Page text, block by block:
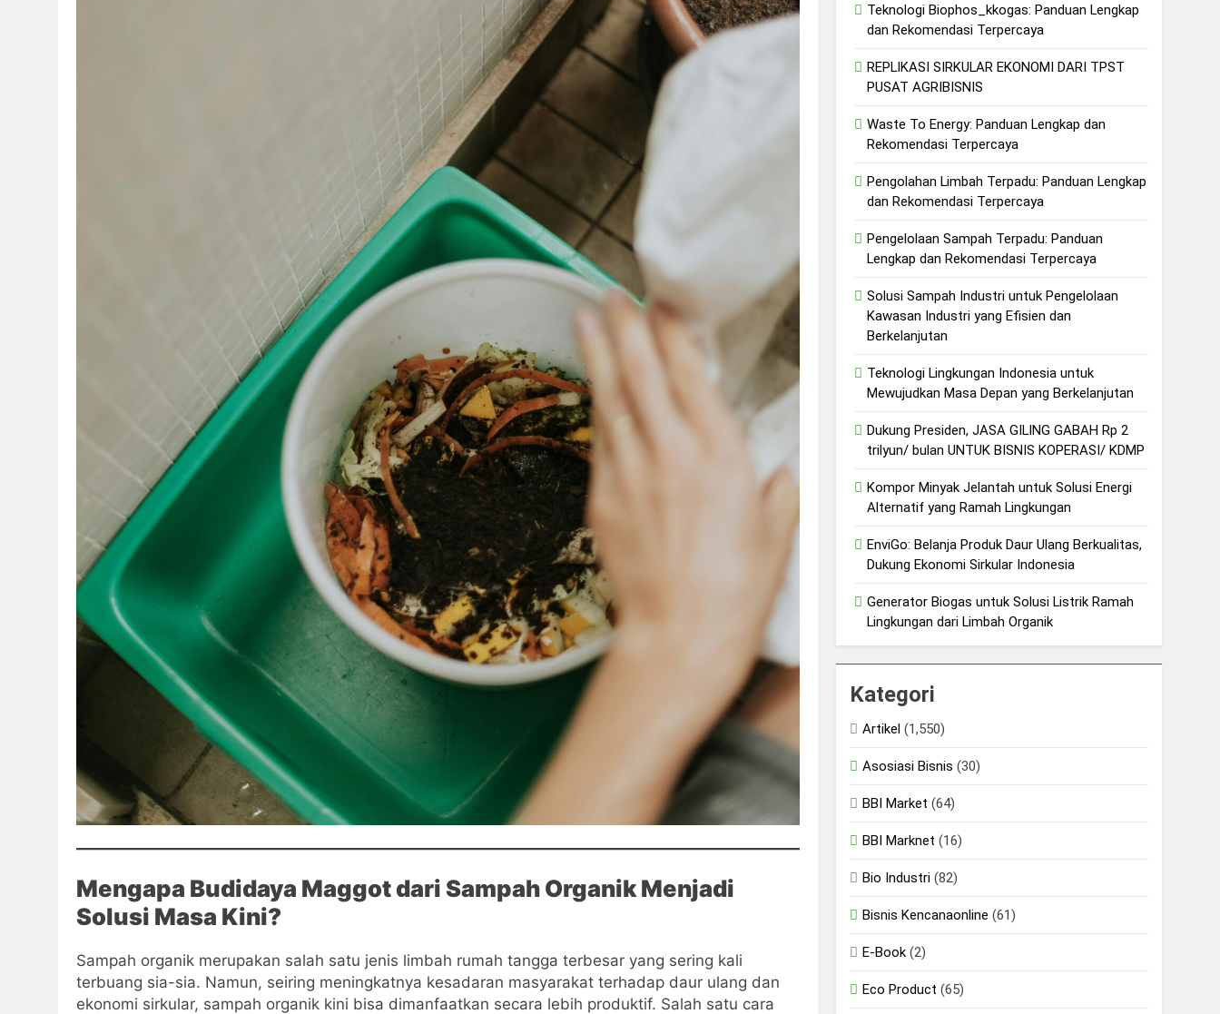
Mengapa Budidaya Maggot dari Sampah Organik Menjadi
Solusi Masa Kini?
Sampah organik merupakan salah satu jenis limbah rumah tangga terbesar yang sering kali
terbuang sia-sia. Namun, seiring meningkatnya kesadaran masyarakat terhadap daur ulang dan
ekonomi sirkular, sampah organik kini bisa dimanfaatkan secara lebih produktif. Salah satu cara
Teknologi Biophos_kkogas: Panduan Lengkap
dan Rekomendasi Terpercaya
REPLIKASI SIRKULAR EKONOMI DARI TPST
PUSAT AGRIBISNIS
Waste To Energy: Panduan Lengkap dan
Rekomendasi Terpercaya
Pengolahan Limbah Terpadu: Panduan Lengkap
dan Rekomendasi Terpercaya
Pengelolaan Sampah Terpadu: Panduan
Lengkap dan Rekomendasi Terpercaya
Solusi Sampah Industri untuk Pengelolaan
Kawasan Industri yang Efisien dan
Berkelanjutan
Teknologi Lingkungan Indonesia untuk
Mewujudkan Masa Depan yang Berkelanjutan
Dukung Presiden, JASA GILING GABAH Rp 2
trilyun/ bulan UNTUK BISNIS KOPERASI/ KDMP
Kompor Minyak Jelantah untuk Solusi Energi
Alternatif yang Ramah Lingkungan
EnviGo: Belanja Produk Daur Ulang Berkualitas,
Dukung Ekonomi Sirkular Indonesia
Generator Biogas untuk Solusi Listrik Ramah
Lingkungan dari Limbah Organik
Kategori
Artikel (1,550)
Asosiasi Bisnis (30)
BBI Market (64)
BBI Marknet (16)
Bio Industri (82)
Bisnis Kencanaonline (61)
E-Book (2)
Eco Product (65)